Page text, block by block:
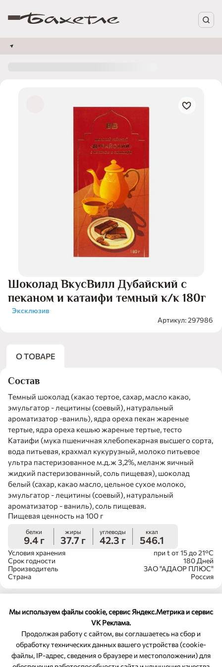
Мы используем файлы cookie, сервис Яндекс.Метрика и сервис
VK Реклама.
Продолжая работу с сайтом, вы соглашаетесь на сбор и
обработку технических данных вашего устройства (cookie-
файлы, IP-адрес, сведения о браузере и местоположении) для
Шоколад ВкусВилл Дубайский с
пеканом и катаифи темный к/к 180г
Эксклюзив
Артикул: 297986
О ТОВАРЕ
Пищевая ценность на 100 г
белки
9.4 г
жиры
37.7 г
углеводы
42.3 г
ккал
546.1
Условия хранения
при t от 15 до 21°С
Срок годности
180 Дней
Производитель
ЗАО "АДАОР ПЛЮС"
Страна
Россия
Состав
Темный шоколад (какао тертое, сахар, масло какао,
эмульгатор - лецитины (соевый), натуральный
ароматизатор -ваниль), ядра ореха пекан жареные
тертые, ядра ореха кешью жареные тертые, тесто
Катаифи (мука пшеничная хлебопекарная высшего сорта,
вода питьевая, крахмал кукурузный, молоко питьевое
ультра пастеризованное м.д.ж 3,2%, меланж яичный
жидкий пастеризованный, соль пищевая), шоколад
белый (сахар, какао масло, цельное сухое молоко,
эмульгатор - лецитины (соевый), натуральный
ароматизатор - ваниль), соль пищевая.
ОБРАТНАЯ СВЯЗЬ